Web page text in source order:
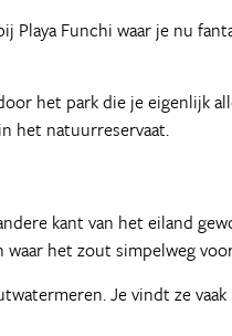
Playa Funchi waar je nu
het park die je eigenlijk
het natuurreservaat.
kant van het eiland
het zout simpelweg
Je vindt ze